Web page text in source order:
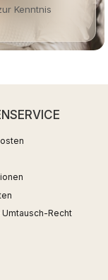
Kenntnis
Umtausch-Recht